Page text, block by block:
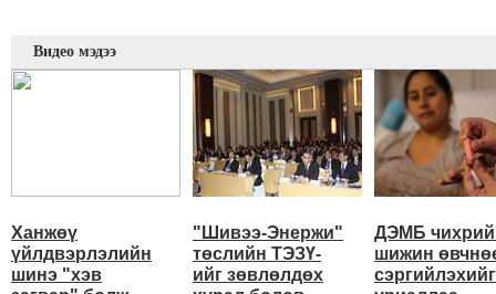
Видео мэдээ
Ханжөү
үйлдвэрлэлийн
шинэ "хэв
"Шивээ-Энержи"
төслийн ТЭЗҮ-
ийг зөвлөлдөх
ДЭМБ
шижин
сэргийлэхийг